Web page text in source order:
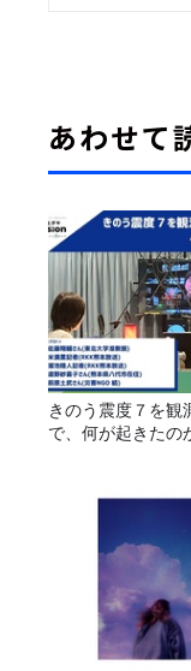
あわせて
きのう震度７を観
で、何が起きたの